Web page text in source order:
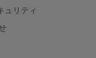
ュリティ